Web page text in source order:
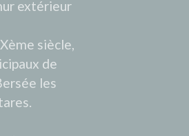
extérieur
siècle,
de
les